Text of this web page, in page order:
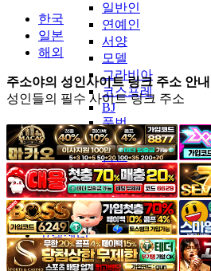
일반인
연예인
서양
모델
그라비아
코스프레
BJ
품번
후방주의
움짤
스포츠
기타
야썰
고객센터
공지&이벤트
한국
일본
해외
주소야의 성인사이트 링크 주소 안
성인들의 필수 사이트 링크 주소